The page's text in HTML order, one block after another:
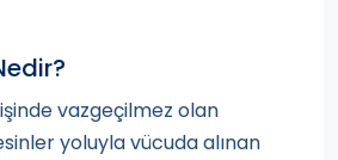
vazgeçilmez olan
yoluyla vücuda alınan